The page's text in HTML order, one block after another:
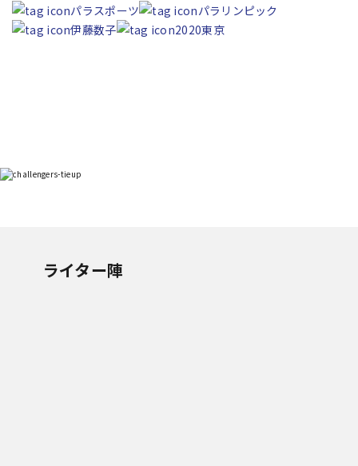
パラスポーツ
パラリンピック
伊藤数子
2020東京
ライター陣